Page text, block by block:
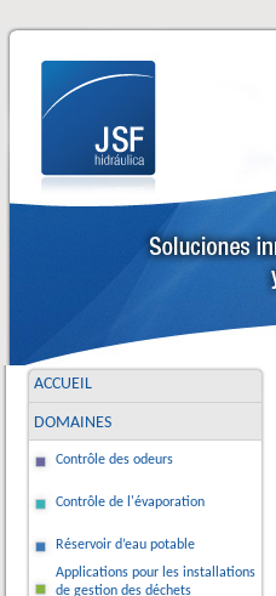
ACCUEIL
DOMAINES
Contrôle des odeurs
Contrôle de l'évaporation
Réservoir d’eau potable
Applications pour les installations
de gestion des déchets